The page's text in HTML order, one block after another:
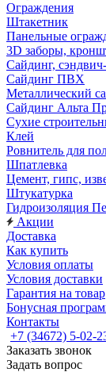
Ограждения
Штакетник
Панельные
3D заборы,
Cайдинг,
Сайдинг ПВХ
Металлический
Сайдинг Альта
Сухие
Клей
Ровнитель для
Шпатлевка
Цемент, гипс,
Штукатурка
Гидроизоляция
Акции
Доставка
Как купить
Условия оплаты
Условия доставки
Гарантия на товар
Бонусная
Контакты
+7 (34672) 5-02-
Заказать звонок
Задать вопрос